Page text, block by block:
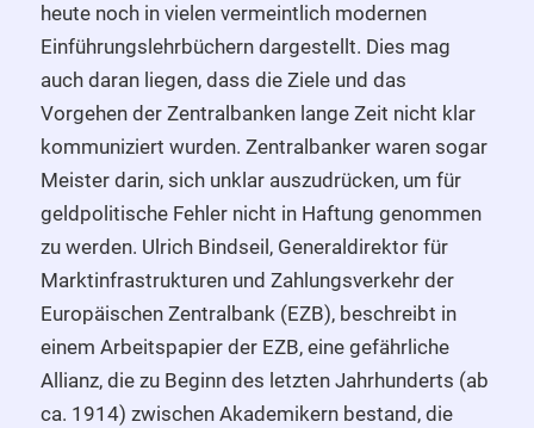
heute noch in vielen vermeintlich modernen
Einführungslehrbüchern dargestellt. Dies mag
auch daran liegen, dass die Ziele und das
Vorgehen der Zentralbanken lange Zeit nicht klar
kommuniziert wurden. Zentralbanker waren sogar
Meister darin, sich unklar auszudrücken, um für
geldpolitische Fehler nicht in Haftung genommen
zu werden. Ulrich Bindseil, Generaldirektor für
Marktinfrastrukturen und Zahlungsverkehr der
Europäischen Zentralbank (EZB), beschreibt in
einem Arbeitspapier der EZB, eine gefährliche
Allianz, die zu Beginn des letzten Jahrhunderts (ab
ca. 1914) zwischen Akademikern bestand, die